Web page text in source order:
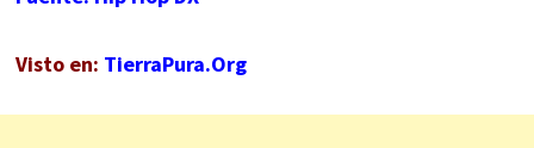
Visto en: TierraPura.Org